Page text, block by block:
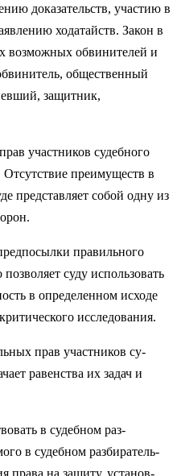
доказательств, участию в
ходатайств. Закон в
возможных обвинителей и
общественный
защитник,
участников судебно­го
Отсутствие преимуществ в
представляет собой одну из
правильного
суду использовать
в определенном исходе
исследования.
прав участников су­
равенства их задач и
в судебном раз­
в судебном разбиратель­
права на защиту, установ­